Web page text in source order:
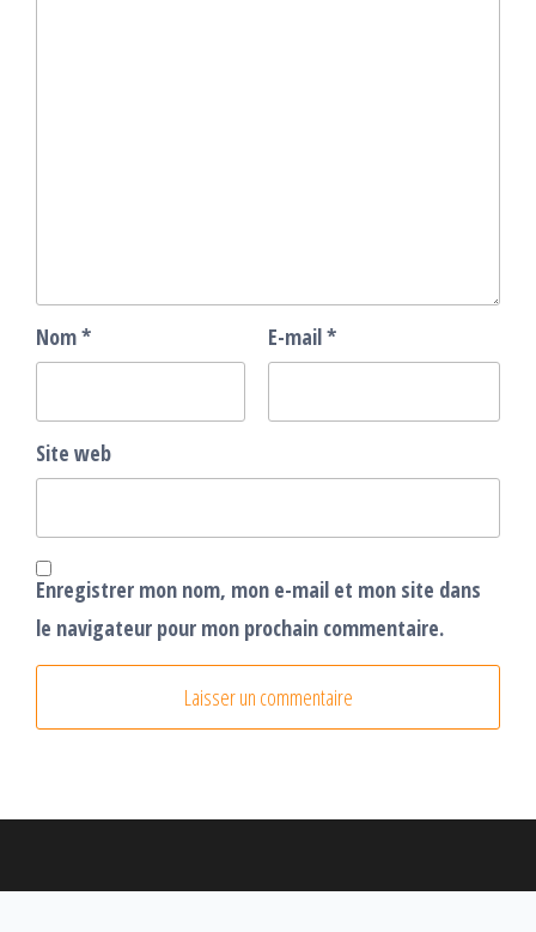
Nom* E-mail*
Site web
Enregistrer mon nom, mon e-mail et mon site dans
le navigateur pour mon prochain commentaire.